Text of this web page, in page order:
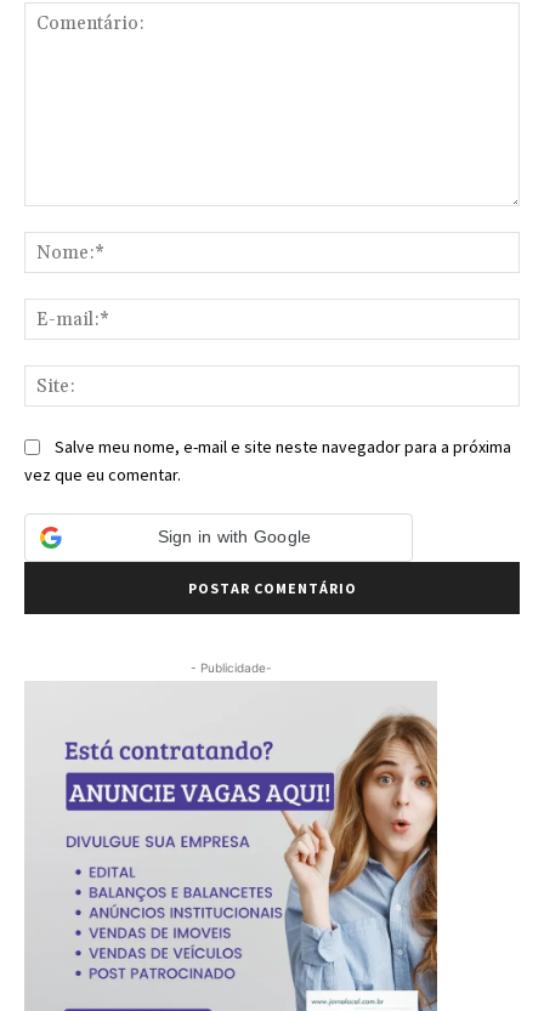
Salve meu nome, e-mail e site neste navegador para a próxima
vez que eu comentar.
Sign in with Google
- Publicidade-